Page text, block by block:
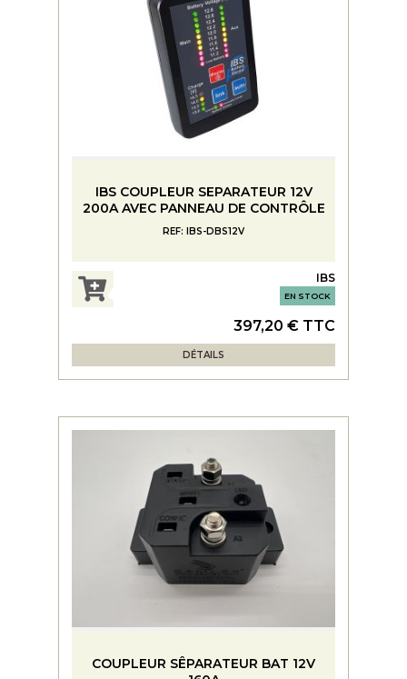
IBS COUPLEUR SEPARATEUR 12V
200A AVEC PANNEAU DE CONTRÔLE
REF: IBS-DBS12V
IBS
EN STOCK
397,20 € TTC
DÉTAILS
COUPLEUR SÊPARATEUR BAT 12V